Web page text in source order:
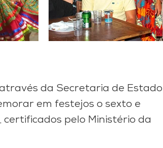
da Secretaria de Estado
em festejos o sexto e
certificados pelo Ministério da